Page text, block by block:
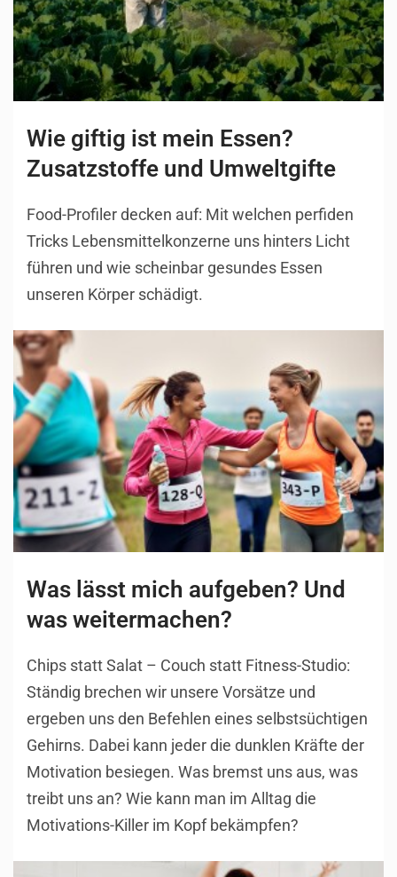
Wie giftig ist mein Essen?
Zusatzstoffe und Umweltgifte
Food-Profiler decken auf: Mit welchen perfiden
Tricks Lebensmittelkonzerne uns hinters Licht
führen und wie scheinbar gesundes Essen
unseren Körper schädigt.
Was lässt mich aufgeben? Und
was weitermachen?
Chips statt Salat – Couch statt Fitness-Studio:
Ständig brechen wir unsere Vorsätze und
ergeben uns den Befehlen eines selbstsüchtigen
Gehirns. Dabei kann jeder die dunklen Kräfte der
Motivation besiegen. Was bremst uns aus, was
treibt uns an? Wie kann man im Alltag die
Motivations-Killer im Kopf bekämpfen?